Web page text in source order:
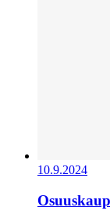
10.9.2024